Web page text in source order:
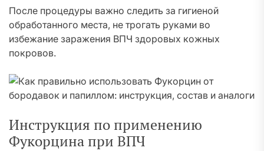
После процедуры важно следить за гигиеной
обработанного места, не трогать руками во
избежание заражения ВПЧ здоровых кожных
покровов.
Инструкция по применению
Фукорцина при ВПЧ